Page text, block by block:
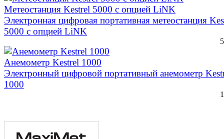
Метеостанция Kestrel 5000 с опцией LiNK
Электронная цифровая портативная метеостанция
5000 с опцией LiNK
Анемометр Kestrel 1000
Электронный цифровой портативный анемометр
1000